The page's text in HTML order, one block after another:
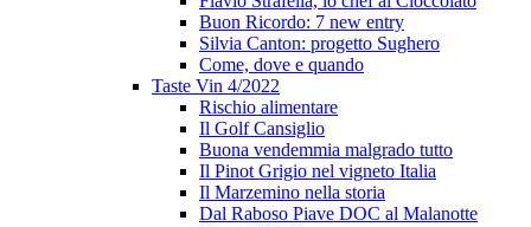
Buon Ricordo: 7 new entry
Silvia Canton: progetto Sughero
Come, dove e quando
Taste Vin 4/2022
Rischio alimentare
Il Golf Cansiglio
Buona vendemmia malgrado tutto
Il Pinot Grigio nel vigneto Italia
Il Marzemino nella storia
Dal Raboso Piave DOC al Malanotte